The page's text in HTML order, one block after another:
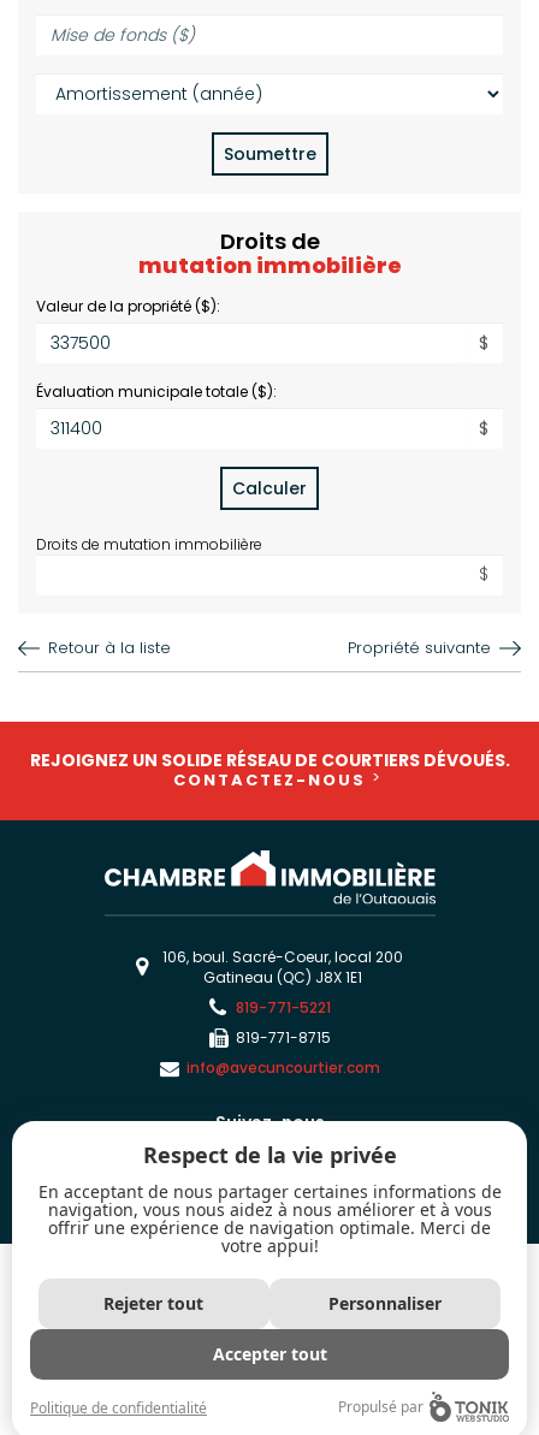
(%):
de
($):
Amortissement
(année):
Soumettre
Droits de
mutation immobilière
Valeur de la propriété ($):
$
Évaluation municipale totale ($):
$
Calculer
Droits de mutation immobilière
$
Retour à la liste Propriété suivante
REJOIGNEZ UN SOLIDE RÉSEAU DE COURTIERS DÉVOUÉS.
CONTACTEZ-NOUS
106, boul. Sacré-Coeur, local 200
Gatineau (QC) J8X 1E1
819-771-5221
819-771-8715
info@avecuncourtier.com
Suivez-nous
Les marques de commerce MLS® et Multiple Listing Service® ainsi que les
logos connexes sont la propriété de l'Association canadienne de l’immeuble
(ACI) et mettent en valeur la qualité des services qu'offrent les courtiers et
Utilisées sous licence
Respect de la vie privée
En acceptant de nous partager certaines informations de
navigation, vous nous aidez à nous améliorer et à vous
offrir une expérience de navigation optimale. Merci de
votre appui!
Rejeter tout Personnaliser
Accepter tout
Politique de confidentialité Propulsé par